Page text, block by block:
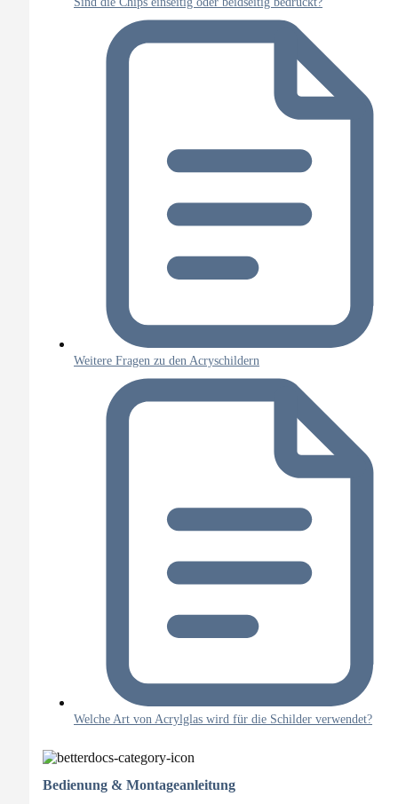
Weitere Fragen zu den Acryschildern
Welche Art von Acrylglas wird für die Schilder verwendet?
Bedienung & Montageanleitung